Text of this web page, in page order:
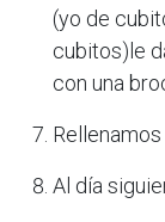
(yo de
cubitos)le
con una
Al día